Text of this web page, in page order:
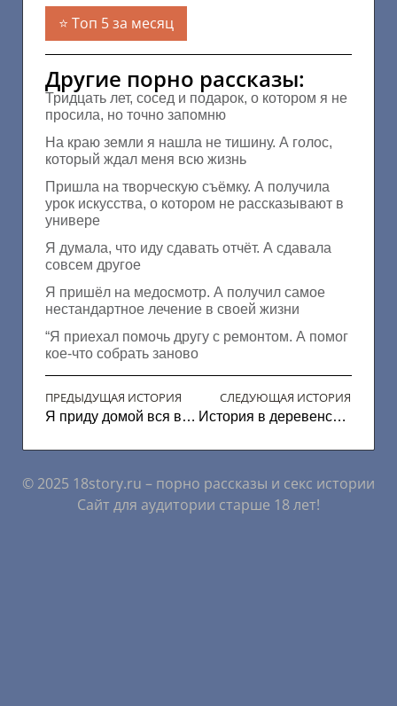
Топ 5 за месяц
Другие порно рассказы:
Тридцать лет, сосед и подарок, о котором я не
просила, но точно запомню
На краю земли я нашла не тишину. А голос,
который ждал меня всю жизнь
Пришла на творческую съёмку. А получила
урок искусства, о котором не рассказывают в
универе
Я думала, что иду сдавать отчёт. А сдавала
совсем другое
Я пришёл на медосмотр. А получил самое
нестандартное лечение в своей жизни
“Я приехал помочь другу с ремонтом. А помог
кое-что собрать заново
ПРЕДЫДУЩАЯ ИСТОРИЯ
Я приду домой вся в сперме
СЛЕДУЮЩАЯ ИСТОРИЯ
История в деревенской бане с матерью друга
© 2025 18story.ru – порно рассказы и секс истории
Сайт для аудитории старше 18 лет!